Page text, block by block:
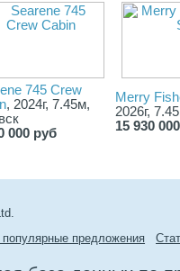
745 Crew
, 2024г, 7.45м,
000 руб
Merry
2026г,
15 930
предложения